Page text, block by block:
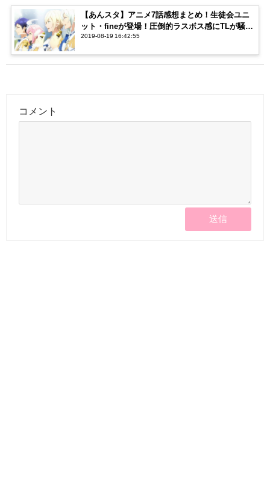
【あんスタ】アニメ7話感想まとめ！生徒会ユニ
ット・fineが登場！圧倒的ラスボス感にTLが騒
然…！
2019-08-19 16:42:55
コメント